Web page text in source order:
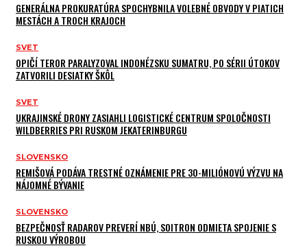
GENERÁLNA PROKURATÚRA SPOCHYBNILA VOLEBNÉ OBVODY V PIATICH
MESTÁCH A TROCH KRAJOCH
SVET
OPIČÍ TEROR PARALYZOVAL INDONÉZSKU SUMATRU, PO SÉRII ÚTOKOV
ZATVORILI DESIATKY ŠKÔL
SVET
UKRAJINSKÉ DRONY ZASIAHLI LOGISTICKÉ CENTRUM SPOLOČNOSTI
WILDBERRIES PRI RUSKOM JEKATERINBURGU
SLOVENSKO
REMIŠOVÁ PODÁVA TRESTNÉ OZNÁMENIE PRE 30-MILIÓNOVÚ VÝZVU NA
NÁJOMNÉ BÝVANIE
SLOVENSKO
BEZPEČNOSŤ RADAROV PREVERÍ NBÚ, SOITRON ODMIETA SPOJENIE S
RUSKOU VÝROBOU